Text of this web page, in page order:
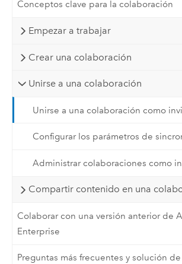
Conceptos clave para la colaboración
Empezar a trabajar
Crear una colaboración
Unirse a una colaboración
Unirse a una colaboración como
Configurar los parámetros de
Administrar colaboraciones como
Compartir contenido en una
Colaborar con una versión anterior de
Enterprise
Preguntas más frecuentes y solución